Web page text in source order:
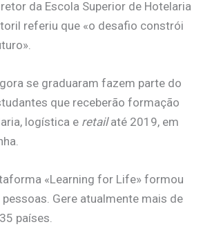
da Escola Superior de Hotelaria
referiu que «o desafio constrói
se graduaram fazem parte do
que receberão formação
logística e retailaté 2019, em
«Learning for Life» formou
Gere atualmente mais de
países.